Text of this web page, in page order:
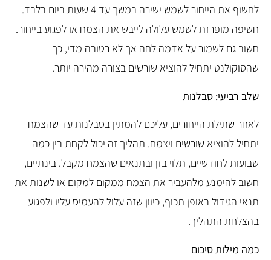
לחשוף את הייחור לשמש ישירה במשך עד 4 שעות ביום בלבד.
חשיפה מופרזת לשמש עלולה לייבש את הצמח או לפגוע בייחור.
חשוב גם לשמור על אדמה לחה אך לא רטובה מדי, כך
שהסוקולנט יתחיל להוציא שורשים בצורה מהירה יותר.
שלב רביעי: סבלנות
לאחר שתילת הייחורים, עליכם להמתין בסבלנות עד שהצמח
יתחיל להוציא שורשים ויצמח. תהליך זה יכול לקחת בין כמה
שבועות לחודשיים, תלוי בזן ובתנאים שהצמח מקבל. בינתיים,
חשוב להימנע מלהעביר את הצמח ממקום למקום או לשנות את
תנאי הגידול באופן תכוף, כיוון שזה עלול להעמיס עליו ולפגוע
בהצלחת התהליך.
כמה מילות סיכום